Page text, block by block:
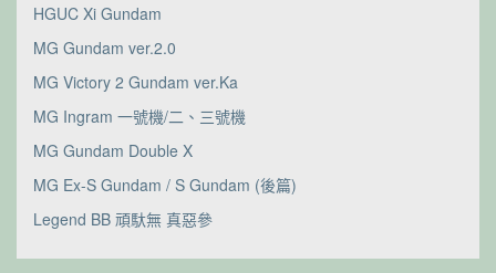
HGUC Xi Gundam
MG Gundam ver.2.0
MG Victory 2 Gundam ver.Ka
MG Ingram 一號機/二、三號機
MG Gundam Double X
MG Ex-S Gundam / S Gundam (後篇)
Legend BB 頑馱無 真惡參